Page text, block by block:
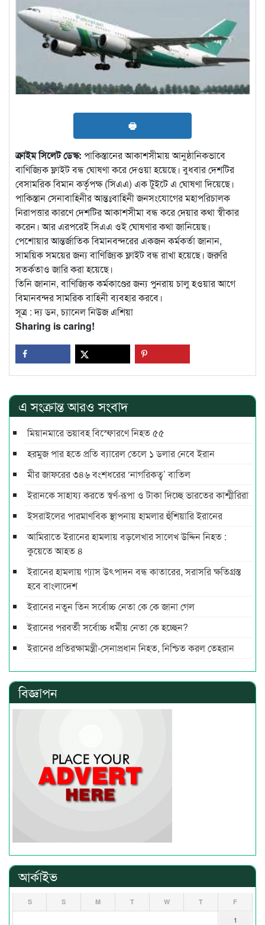
🖶
ক্রাইম সিলেট ডেস্ক: পাকিস্তানের আকাশসীমায় আনুষ্ঠানিকভাবে
বাণিজ্যিক ফ্লাইট বন্ধ ঘোষণা করে দেওয়া হয়েছে। বুধবার দেশটির
বেসামরিক বিমান কর্তৃপক্ষ (সিএএ) এক টুইটে এ ঘোষণা দিয়েছে।
পাকিস্তান সেনাবাহিনীর আন্তঃবাহিনী জনসংযোগের মহাপরিচালক
নিরাপত্তার কারণে দেশটির আকাশসীমা বন্ধ করে দেয়ার কথা স্বীকার
করেন। আর এরপরেই সিএএ ওই ঘোষণার কথা জানিয়েছ।
পেশোয়ার আন্তর্জাতিক বিমানবন্দরের একজন কর্মকর্তা জানান,
সাময়িক সময়ের জন্য বাণিজ্যিক ফ্লাইট বন্ধ রাখা হয়েছে। জরুরি
সতর্কতাও জারি করা হয়েছে।
তিনি জানান, বাণিজ্যিক কর্মকাণ্ডের জন্য পুনরায় চালু হওয়ার আগে
বিমানবন্দর সামরিক বাহিনী ব্যবহার করবে।
সূত্র : দ্য ডন, চ্যানেল নিউজ এশিয়া
Sharing is caring!
এ সংক্রান্ত আরও সংবাদ
মিয়ানমারে ভয়াবহ বিস্ফোরণে নিহত ৫৫
হরমুজ পার হতে প্রতি ব্যারেল তেলে ১ ডলার নেবে ইরান
মীর জাফরের ৩৪৬ বংশধরের ‘নাগরিকত্ব’ বাতিল
ইরানকে সাহায্য করতে স্বর্ণ-রূপা ও টাকা দিচ্ছে ভারতের কাশ্মীরিরা
ইসরাইলের পারমাণবিক স্থাপনায় হামলার হুঁশিয়ারি ইরানের
আমিরাতে ইরানের হামলায় বড়লেখার সালেখ উদ্দিন নিহত :
কুয়েতে আহত ৪
ইরানের হামলায় গ্যাস উৎপাদন বন্ধ কাতারের, সরাসরি ক্ষতিগ্রস্ত
হবে বাংলাদেশ
ইরানের নতুন তিন সর্বোচ্চ নেতা কে কে জানা গেল
ইরানের পরবর্তী সর্বোচ্চ ধর্মীয় নেতা কে হচ্ছেন?
ইরানের প্রতিরক্ষামন্ত্রী-সেনাপ্রধান নিহত, নিশ্চিত করল তেহরান
বিজ্ঞাপন
আর্কাইভ
S S M T W T F
1